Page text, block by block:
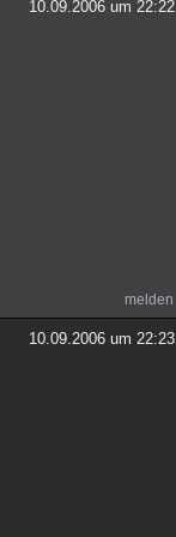
10.09.2006 um 22:22
melden
10.09.2006 um 22:23